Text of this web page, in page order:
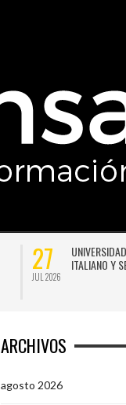
27
JUL 2026
ITALIANO Y
ARCHIVOS
agosto 2026